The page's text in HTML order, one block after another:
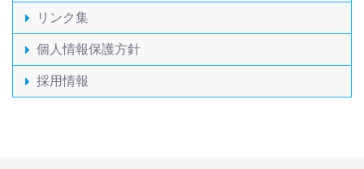
リンク集
個人情報保護方針
採用情報